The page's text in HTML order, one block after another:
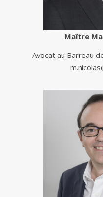
Maître
Avocat au Barreau